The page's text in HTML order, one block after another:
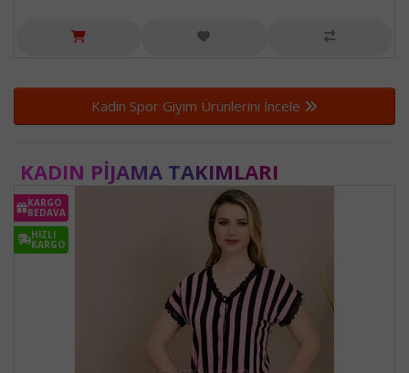
Kadın Spor Giyim Ürünlerini İncele
KADIN PIJAMA TAKIMLARI
KARGO
BEDAVA
HIZLI
KARGO